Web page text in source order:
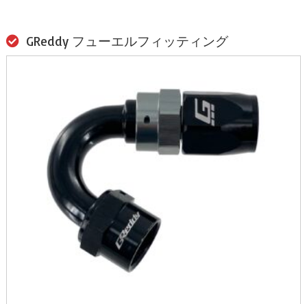
GReddy フューエルフィッティング